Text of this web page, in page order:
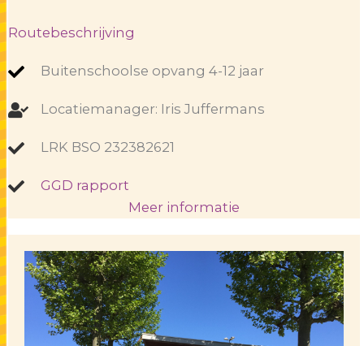
Routebeschrijving
Buitenschoolse opvang 4-12 jaar
Locatiemanager: Iris Juffermans
LRK BSO 232382621
GGD rapport
Meer informatie